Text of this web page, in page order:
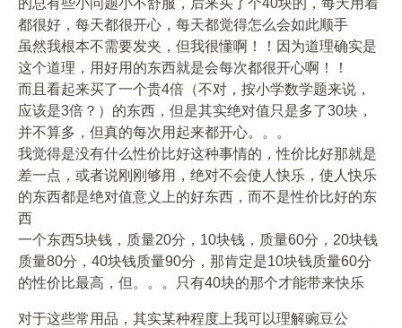
的总有些小问题小不舒服，后来买了个40块的，每天用着
都很好，每天都很开心，每天都觉得怎么会如此顺手
虽然我根本不需要发夹，但我很懂啊！！因为道理确实是
这个道理，用好用的东西就是会每次都很开心啊！！
而且看起来买了一个贵4倍（不对，按小学数学题来说，
应该是3倍？）的东西，但是其实绝对值只是多了30块，
并不算多，但真的每次用起来都开心。。。
我觉得是没有什么性价比好这种事情的，性价比好那就是
差一点，或者说刚刚够用，绝对不会使人快乐，使人快乐
的东西都是绝对值意义上的好东西，而不是性价比好的东
西
一个东西5块钱，质量20分，10块钱，质量60分，20块钱
质量80分，40块钱质量90分，那肯定是10块钱质量60分
的性价比最高，但。。。只有40块的那个才能带来快乐
对于这些常用品，其实某种程度上我可以理解豌豆公